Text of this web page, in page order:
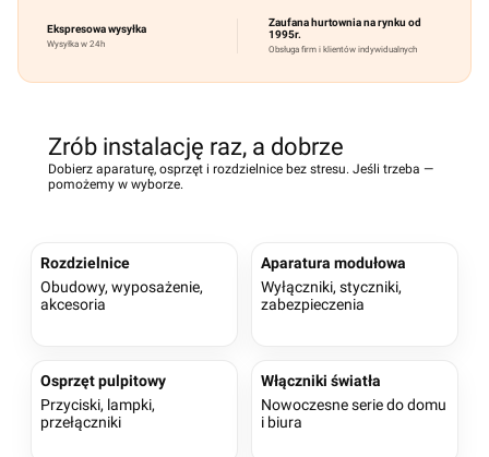
Ekspresowa wysyłka
Wysyłka w 24h
Zaufana hurtownia na rynku od
1995r.
Obsługa firm i klientów indywidualnych
Zrób instalację raz, a dobrze
Dobierz aparaturę, osprzęt i rozdzielnice bez stresu. Jeśli trzeba —
pomożemy w wyborze.
Rozdzielnice
Obudowy, wyposażenie,
akcesoria
Aparatura modułowa
Wyłączniki, styczniki,
zabezpieczenia
Osprzęt pulpitowy
Przyciski, lampki,
przełączniki
Włączniki światła
Nowoczesne serie do domu
i biura